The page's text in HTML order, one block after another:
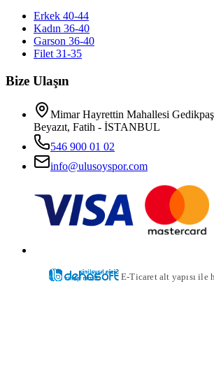
Erkek 40-44
Kadın 36-40
Garson 36-40
Filet 31-35
Bize Ulaşın
Mimar Hayrettin Mahallesi
Beyazıt, Fatih - İSTANBUL
546 900 01 02
info@ulusoyspor.com
E-Ticaret alt yapısı ile